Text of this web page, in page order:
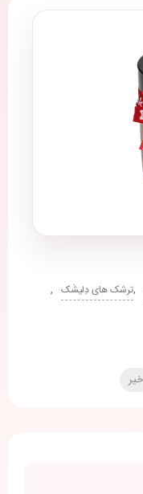
,ترشک های دِلیشَک ,
خیر